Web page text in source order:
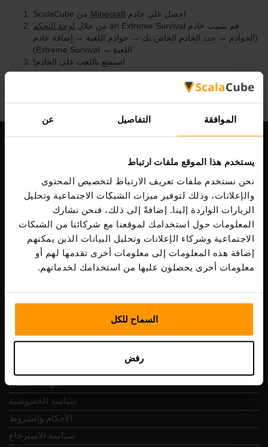
الموافقة التفاصيل عن
يستخدم هذا الموقع ملفات ارتباط
نحن نستخدم ملفات تعريف الارتباط لتخصيص المحتوى
والإعلانات، وذلك لتوفير ميزات الشبكات الاجتماعية وتحليل
الزيارات الواردة إلينا. إضافةً إلى ذلك، فنحن نشارك
المعلومات حول استخدامك لموقعنا مع شركائنا من الشبكات
الاجتماعية وشركاء الإعلانات وتحليل البيانات الذين يمكنهم
إضافة هذه المعلومات إلى معلومات أخرى تقدمها لهم أو
معلومات أخرى يحصلون عليها من استخدامك لخدماتهم.
السماح للكل
رفض
احصل على خادم Minecraft من ScalaCube
قم بتثبيت خادم an Extreme Survival من خلال
لوحة التحكم
(الخوادم → حدد الخادم الخاص بك → خوادم اللعبة → إضافة خادم
اللعبة → Extreme Survival)
استمتع باللعب على الخادم!
Scalable Hosting Solutions OÜ
رمز التسجيل: 14652605
ضريبة الشراء: EE102133820
عنوان: Harju maakond, Tallinn, Kesklinna linnaosa,
Vesivärava tn 50-201, 10152
التنقل السريع
جهات الاتصال
سياسة الخصوصية
الأحكام والشروط
سياسة الاسترجاع